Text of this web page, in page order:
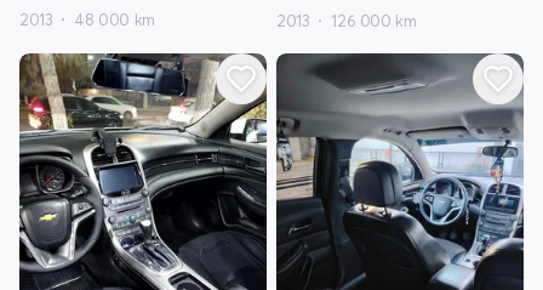
2013 48 000 km 2013 126 000 km